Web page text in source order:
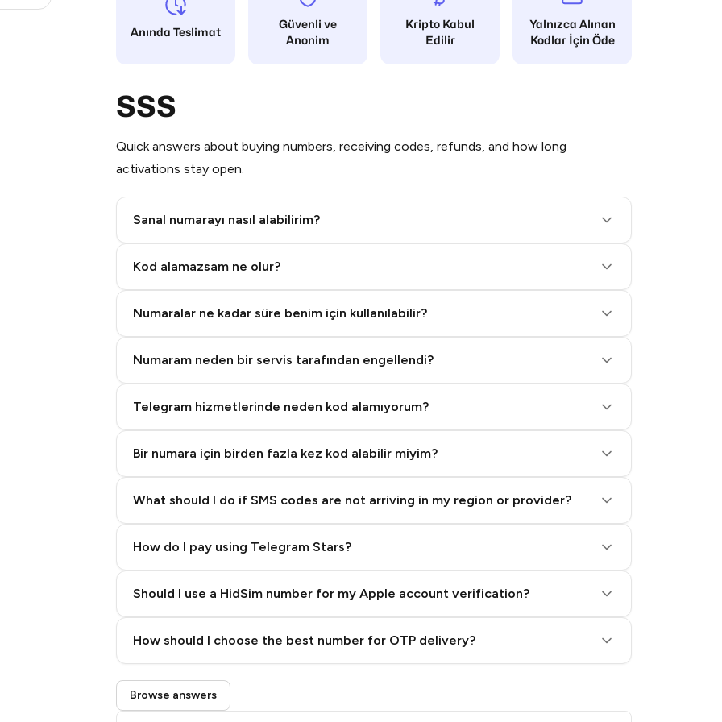
Anında Teslimat
Güvenli ve
Anonim
Kripto Kabul
Edilir
Yalnızca Alınan
Kodlar İçin Öde
SSS
Quick answers about buying numbers, receiving codes, refunds, and how long
activations stay open.
Sanal numarayı nasıl alabilirim?
Kod alamazsam ne olur?
Numaralar ne kadar süre benim için kullanılabilir?
Numaram neden bir servis tarafından engellendi?
Telegram hizmetlerinde neden kod alamıyorum?
Bir numara için birden fazla kez kod alabilir miyim?
What should I do if SMS codes are not arriving in my region or provider?
How do I pay using Telegram Stars?
Step 3: Pay our bot with Stars
Should I use a HidSim number for my Apple account verification?
How should I choose the best number for OTP delivery?
Quality High To Low
Browse answers